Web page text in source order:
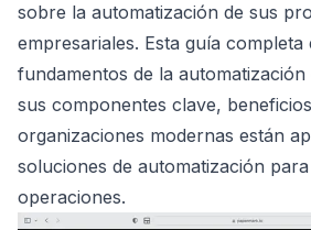
sobre la automatización de sus
empresariales. Esta guía
fundamentos de la
sus componentes clave,
organizaciones modernas están
soluciones de automatización
operaciones.